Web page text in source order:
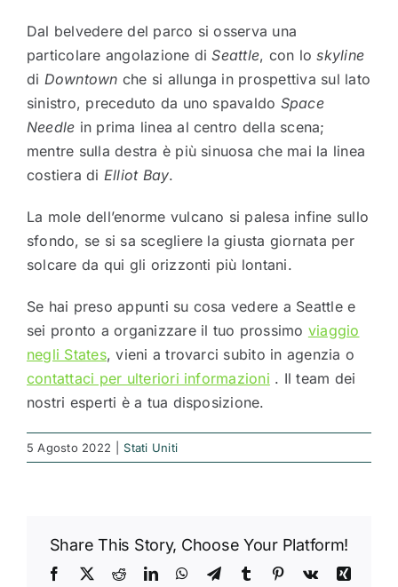
Dal belvedere del parco si osserva una
particolare angolazione diSeattle, con loskyline
di Downtown che si allunga in prospettiva sul lato
sinistro, preceduto da uno spavaldo Space
Needle in prima linea al centro della scena;
mentre sulla destra è più sinuosa che mai la linea
costiera di Elliot Bay.
La mole dell’enorme vulcano si palesa infine sullo
sfondo, se si sa scegliere la giusta giornata per
solcare da qui gli orizzonti più lontani.
Se hai preso appunti su cosa vedere a Seattle e
sei pronto a organizzare il tuo prossimo viaggio
negli States, vieni a trovarci subito in agenzia o
contattaci per ulteriori informazioni . Il team dei
nostri esperti è a tua disposizione.
5 Agosto 2022 Stati Uniti
Share This Story, Choose Your Platform!
Facebook
X RedditLinkedInWhatsApp
TelegramTumblr Pinterest
Vk
Xing